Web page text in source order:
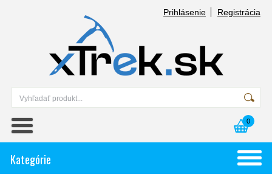
Prihlásenie Registrácia
0
Kategórie